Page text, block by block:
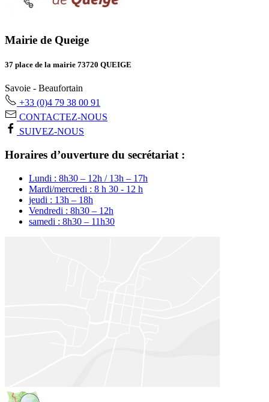
Mairie de Queige
37 place de la mairie 73720 QUEIGE
Savoie - Beaufortain
+33 (0)4 79 38 00 91
CONTACTEZ-NOUS
SUIVEZ-NOUS
Horaires d’ouverture du secrétariat :
Lundi : 8h30 – 12h / 13h – 17h
Mardi/mercredi : 8 h 30 - 12 h
jeudi : 13h – 18h
Vendredi : 8h30 – 12h
samedi : 8h30 – 11h30